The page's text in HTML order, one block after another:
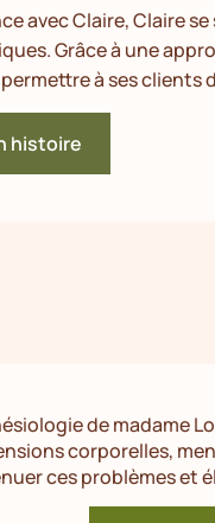
avec Claire, Claire
Grâce à une
à ses clients
histoire
de madame
corporelles,
ces problèmes et